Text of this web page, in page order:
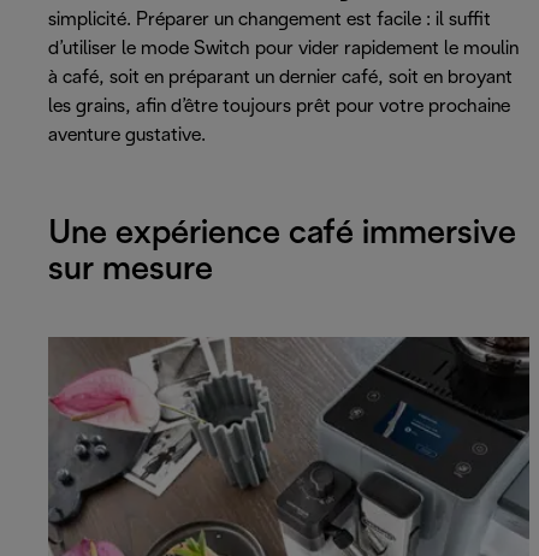
simplicité. Préparer un changement est facile : il suffit
d’utiliser le mode Switch pour vider rapidement le moulin
à café, soit en préparant un dernier café, soit en broyant
les grains, afin d’être toujours prêt pour votre prochaine
aventure gustative.
Une expérience café immersive
sur mesure